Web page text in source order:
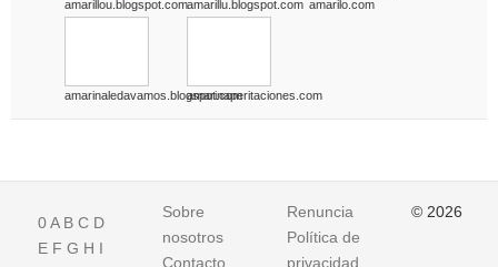
amarillou.blogspot.comamarillu.blogspot.com amarilo.com
amarinaledavamos.blogspot.comamarinaperitaciones.com
0A B C D
E F G H I
Sobre
nosotros
Contacto
Renuncia
Política de
privacidad
© 2026